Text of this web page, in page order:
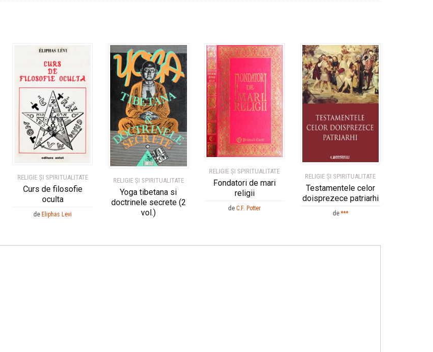
RELIGIE ȘI SPIRITUALITATE
Curs de filosofie
oculta
deEliphas Levi
RELIGIE ȘI SPIRITUALITATE
Yoga tibetana si
doctrinele secrete (2
vol.)
RELIGIE ȘI SPIRITUALITATE
Fondatori de mari
religii
deC.F. Potter
RELIGIE ȘI SPIRITUALITATE
Testamentele celor
doisprezece patriarhi
de ***